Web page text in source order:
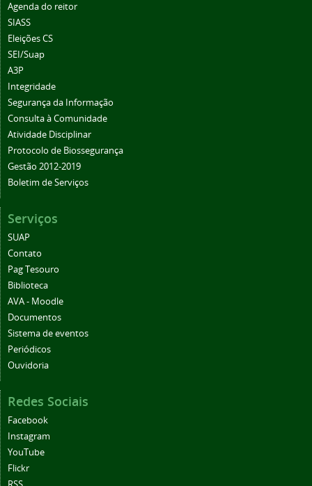
Agenda do reitor
SIASS
Eleições CS
SEI/Suap
A3P
Integridade
Segurança da Informação
Consulta à Comunidade
Atividade Disciplinar
Protocolo de Biossegurança
Gestão 2012-2019
Boletim de Serviços
Serviços
SUAP
Contato
Pag Tesouro
Biblioteca
AVA - Moodle
Documentos
Sistema de eventos
Periódicos
Ouvidoria
Redes Sociais
Facebook
Instagram
YouTube
Flickr